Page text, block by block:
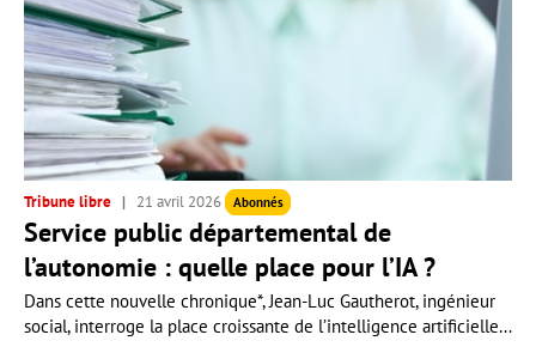
Tribune libre 21 avril 2026 Abonnés
Service public départemental de
l’autonomie : quelle place pour l’IA ?
Dans cette nouvelle chronique*, Jean-Luc Gautherot, ingénieur
social, interroge la place croissante de l’intelligence artificielle...